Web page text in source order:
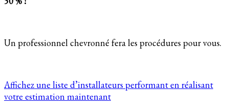
Un professionnel chevronné fera les procédures pour vous.
Affichez une liste d’installateurs performant en réalisant
votre estimation maintenant